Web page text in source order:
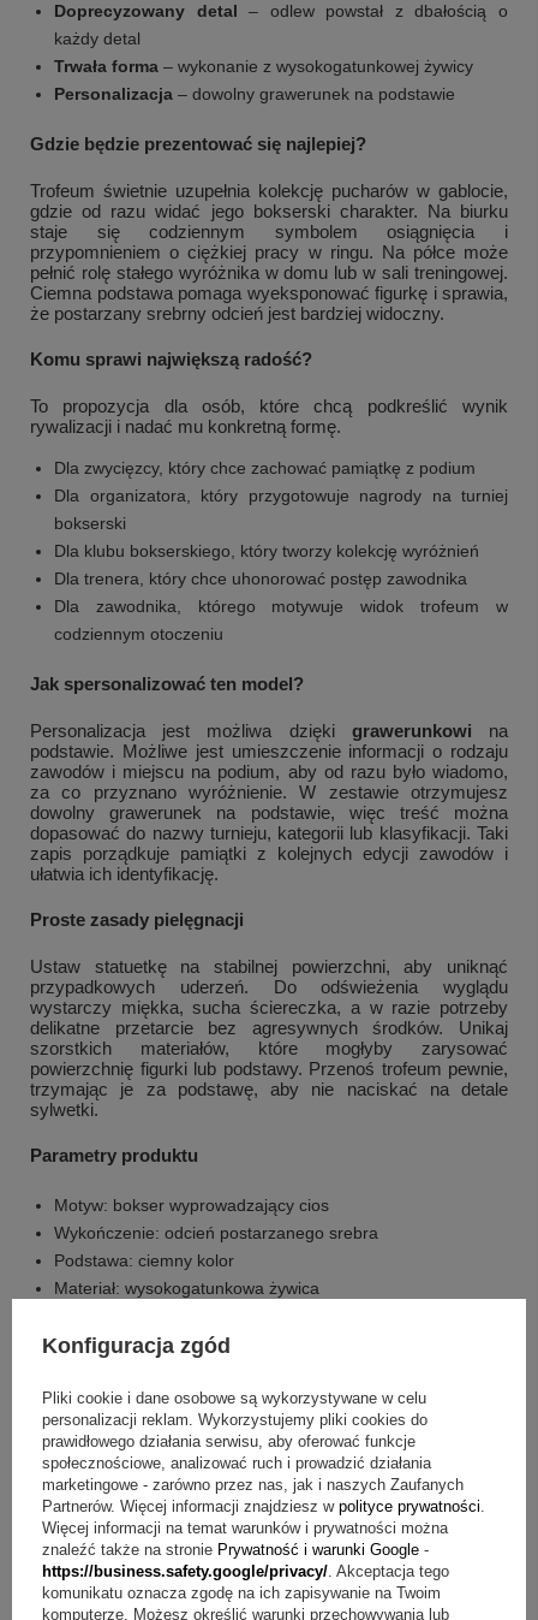
Doprecyzowany detal – odlew powstał z dbałością o
każdy detal
Trwała forma – wykonanie z wysokogatunkowej żywicy
Personalizacja – dowolny grawerunek na podstawie
Gdzie będzie prezentować się najlepiej?
Trofeum świetnie uzupełnia kolekcję pucharów w gablocie,
gdzie od razu widać jego bokserski charakter. Na biurku
staje się codziennym symbolem osiągnięcia i
przypomnieniem o ciężkiej pracy w ringu. Na półce może
pełnić rolę stałego wyróżnika w domu lub w sali treningowej.
Ciemna podstawa pomaga wyeksponować figurkę i sprawia,
że postarzany srebrny odcień jest bardziej widoczny.
Komu sprawi największą radość?
To propozycja dla osób, które chcą podkreślić wynik
rywalizacji i nadać mu konkretną formę.
Dla zwycięzcy, który chce zachować pamiątkę z podium
Dla organizatora, który przygotowuje nagrody na turniej
bokserski
Dla klubu bokserskiego, który tworzy kolekcję wyróżnień
Dla trenera, który chce uhonorować postęp zawodnika
Dla zawodnika, którego motywuje widok trofeum w
codziennym otoczeniu
Jak spersonalizować ten model?
Personalizacja jest możliwa dzięki grawerunkowi na
podstawie. Możliwe jest umieszczenie informacji o rodzaju
zawodów i miejscu na podium, aby od razu było wiadomo,
za co przyznano wyróżnienie. W zestawie otrzymujesz
dowolny grawerunek na podstawie, więc treść można
dopasować do nazwy turnieju, kategorii lub klasyfikacji. Taki
zapis porządkuje pamiątki z kolejnych edycji zawodów i
ułatwia ich identyfikację.
Proste zasady pielęgnacji
Ustaw statuetkę na stabilnej powierzchni, aby uniknąć
przypadkowych uderzeń. Do odświeżenia wyglądu
wystarczy miękka, sucha ściereczka, a w razie potrzeby
delikatne przetarcie bez agresywnych środków. Unikaj
szorstkich materiałów, które mogłyby zarysować
powierzchnię figurki lub podstawy. Przenoś trofeum pewnie,
trzymając je za podstawę, aby nie naciskać na detale
sylwetki.
Parametry produktu
Motyw: bokser wyprowadzający cios
Wykończenie: odcień postarzanego srebra
Podstawa: ciemny kolor
Materiał: wysokogatunkowa żywica
Przeznaczenie: nagroda lub wyróżnienie w zawodach
Grawerunek (podstawa): dowolny grawerunek na
podstawie
Wymiary figurki: 26 x 17 cm
Co zawiera zestaw?
Figurkę z wizerunkiem boksera
Dowolny grawerunek na podstawie
Konfiguracja zgód
Pliki cookie i dane osobowe są wykorzystywane w celu
personalizacji reklam. Wykorzystujemy pliki cookies do
prawidłowego działania serwisu, aby oferować funkcje
społecznościowe, analizować ruch i prowadzić działania
marketingowe - zarówno przez nas, jak i naszych Zaufanych
Partnerów. Więcej informacji znajdziesz w polityce prywatności.
Więcej informacji na temat warunków i prywatności można
znaleźć także na stronie Prywatność i warunki Google -
https://business.safety.google/privacy/. Akceptacja tego
komunikatu oznacza zgodę na ich zapisywanie na Twoim
komputerze. Możesz określić warunki przechowywania lub